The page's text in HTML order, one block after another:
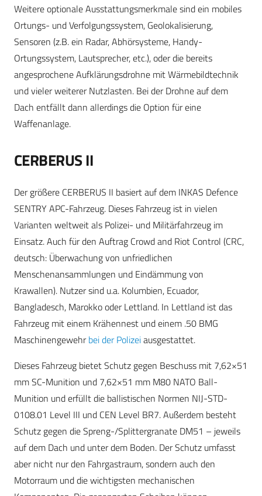
Weitere optionale Ausstattungsmerkmale sind ein mobiles
Ortungs- und Verfolgungssystem, Geolokalisierung,
Sensoren (z.B. ein Radar, Abhörsysteme, Handy-
Ortungssystem, Lautsprecher, etc.), oder die bereits
angesprochene Aufklärungsdrohne mit Wärmebildtechnik
und vieler weiterer Nutzlasten. Bei der Drohne auf dem
Dach entfällt dann allerdings die Option für eine
Waffenanlage.
CERBERUS II
Der größere CERBERUS II basiert auf dem INKAS Defence
SENTRY APC-Fahrzeug. Dieses Fahrzeug ist in vielen
Varianten weltweit als Polizei- und Militärfahrzeug im
Einsatz. Auch für den Auftrag Crowd and Riot Control (CRC,
deutsch: Überwachung von unfriedlichen
Menschenansammlungen und Eindämmung von
Krawallen). Nutzer sind u.a. Kolumbien, Ecuador,
Bangladesch, Marokko oder Lettland. In Lettland ist das
Fahrzeug mit einem Krähennest und einem .50 BMG
Maschinengewehrbei der Polizeiausgestattet.
Dieses Fahrzeug bietet Schutz gegen Beschuss mit 7,62×51
mm SC-Munition und 7,62×51 mm M80 NATO Ball-
Munition und erfüllt die ballistischen Normen NIJ-STD-
0108.01 Level III und CEN Level BR7. Außerdem besteht
Schutz gegen die Spreng-/Splittergranate DM51 – jeweils
auf dem Dach und unter dem Boden. Der Schutz umfasst
aber nicht nur den Fahrgastraum, sondern auch den
Motorraum und die wichtigsten mechanischen